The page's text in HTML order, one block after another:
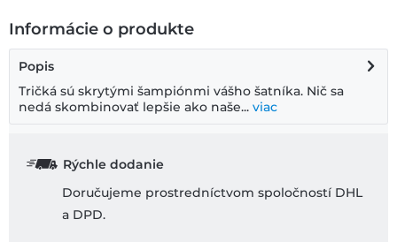
Informácie o produkte
Popis
Tričká sú skrytými šampiónmi vášho šatníka. Nič sa
nedá skombinovať lepšie ako naše... viac
Rýchle dodanie
Doručujeme prostredníctvom spoločností DHL
a DPD.